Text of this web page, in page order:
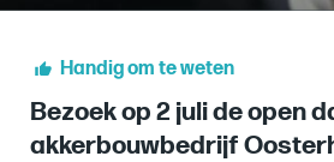
Bezoek op 2 juli de open
akkerbouwbedrijf
Handig om te weten